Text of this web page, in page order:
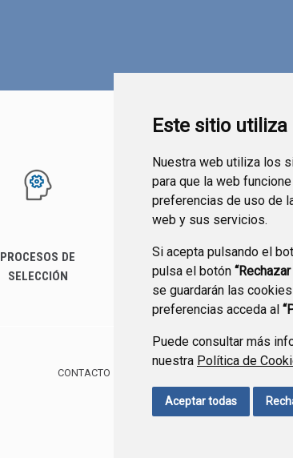
Este sitio
Nuestra web utiliza los
para que la web
preferencias de uso de
web y sus servicios.
Si acepta pulsando el
pulsa el botón
se guardarán las
preferencias acceda al
Puede consultar más
nuestra Política de
Aceptar todas
PROCESOS DE
SELECCIÓN
SERVICIOS
CONTACTO